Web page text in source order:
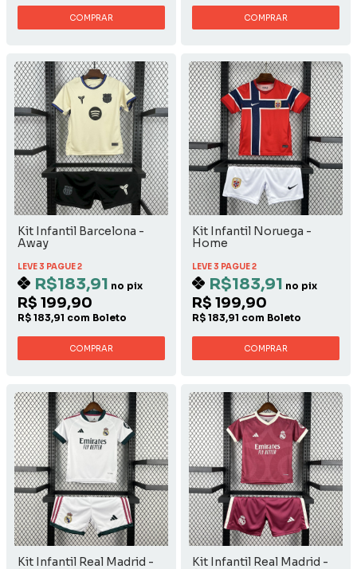
COMPRAR COMPRAR
Kit Infantil Barcelona -
Away
LEVE 3 PAGUE 2
R$183,91 no pix
R$ 199,90
R$ 183,91 com Boleto
COMPRAR
Kit Infantil Noruega -
Home
LEVE 3 PAGUE 2
R$183,91 no pix
R$ 199,90
R$ 183,91 com Boleto
COMPRAR
Kit Infantil Real Madrid -
Kit Infantil Real Madrid -